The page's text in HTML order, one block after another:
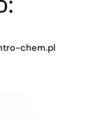
chem.pl